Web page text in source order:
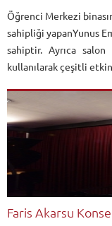
Öğrenci Merkezi
sahipliği yapanYunus
sahiptir. Ayrıca
kullanılarak çeşitli
Faris Akarsu